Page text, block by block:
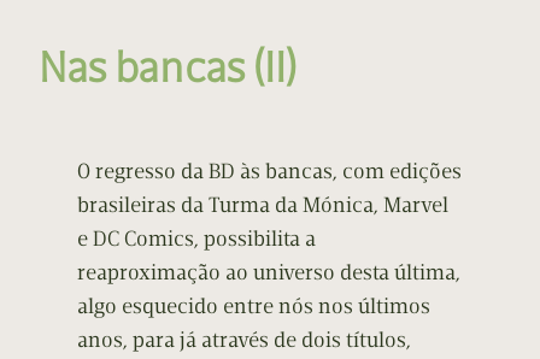
Nas bancas (II)
O regresso da BD às bancas, com edições
brasileiras da Turma da Mónica, Marvel
e DC Comics, possibilita a
reaproximação ao universo desta última,
algo esquecido entre nós nos últimos
anos, para já através de dois títulos,